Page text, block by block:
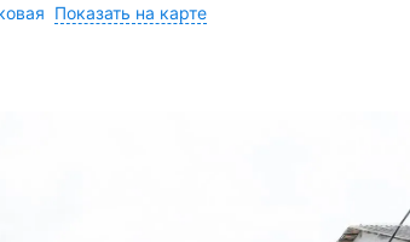
Показать на карте